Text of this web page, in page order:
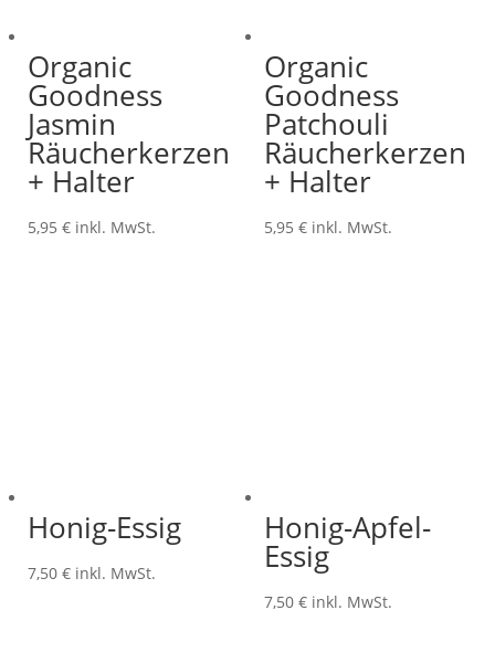
Organic
Goodness
Jasmin
Räucherkerzen
+ Halter
5,95€ inkl. MwSt.
Organic
Goodness
Patchouli
Räucherkerzen
+ Halter
5,95€ inkl. MwSt.
Honig-Essig
7,50€ inkl. MwSt.
Honig-Apfel-
Essig
7,50€ inkl. MwSt.